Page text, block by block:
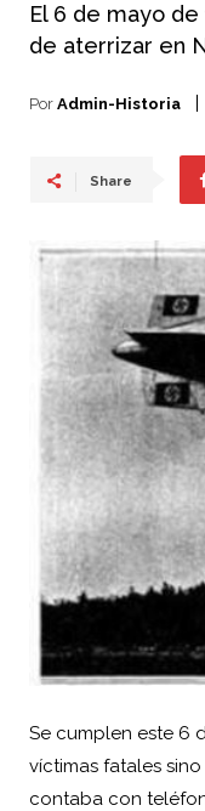
El 6 de mayo
de aterrizar en
Por Admin-Historia
Share
Se cumplen este 6
víctimas fatales
contaba con